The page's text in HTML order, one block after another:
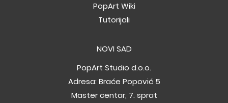
PopArt Wiki
Tutorijali
NOVI SAD
PopArt Studio d.o.o.
Adresa: Braće Popović 5
Master centar, 7. sprat